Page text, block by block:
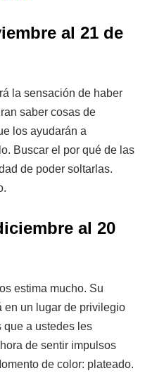
al 21 de
la sensación de haber
saber cosas de
los ayudarán a
Buscar el por qué de las
de poder soltarlas.
al 20
estima mucho. Su
en un lugar de privilegio
que a ustedes les
de sentir impulsos
de color: plateado.